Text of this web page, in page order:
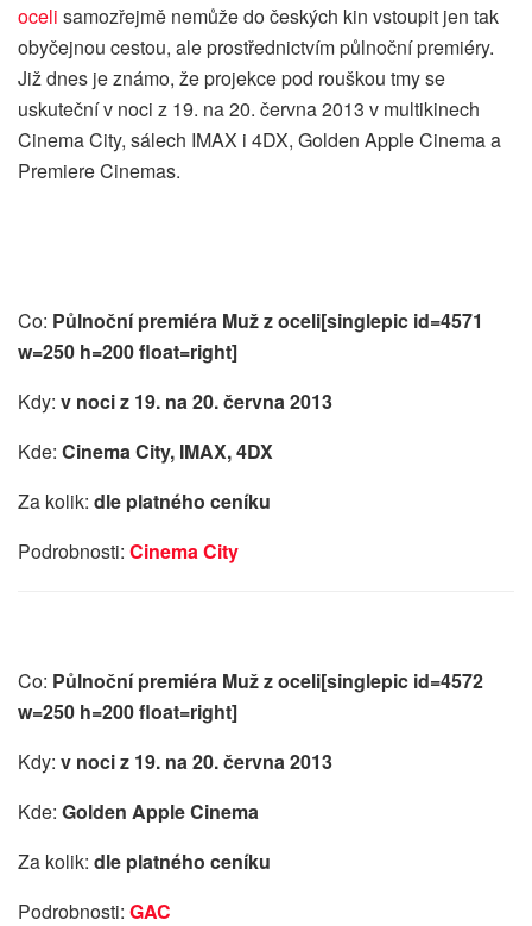
oceli samozřejmě nemůže do českých kin vstoupit jen tak
obyčejnou cestou, ale prostřednictvím půlnoční premiéry.
Již dnes je známo, že projekce pod rouškou tmy se
uskuteční v noci z 19. na 20. června 2013 v multikinech
Cinema City, sálech IMAX i 4DX, Golden Apple Cinema a
Premiere Cinemas.
Co: Půlnoční premiéra Muž z oceli[singlepic id=4571
w=250 h=200 float=right]
Kdy: v noci z 19. na 20. června 2013
Kde: Cinema City, IMAX, 4DX
Za kolik: dle platného ceníku
Podrobnosti: Cinema City
Co: Půlnoční premiéra Muž z oceli[singlepic id=4572
w=250 h=200 float=right]
Kdy: v noci z 19. na 20. června 2013
Kde: Golden Apple Cinema
Za kolik: dle platného ceníku
Podrobnosti: GAC